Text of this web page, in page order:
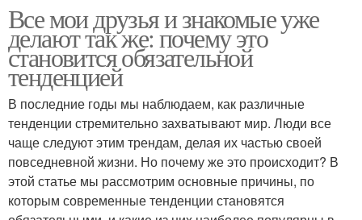
Все мои друзья и знакомые уже
делают так же: почему это
становится обязательной
тенденцией
В последние годы мы наблюдаем, как различные
тенденции стремительно захватывают мир. Люди все
чаще следуют этим трендам, делая их частью своей
повседневной жизни. Но почему же это происходит? В
этой статье мы рассмотрим основные причины, по
которым современные тенденции становятся